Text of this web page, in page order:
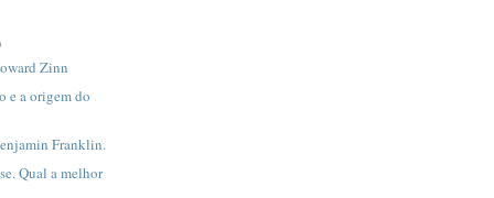
Zinn
e a origem do
Franklin.
Qual a melhor